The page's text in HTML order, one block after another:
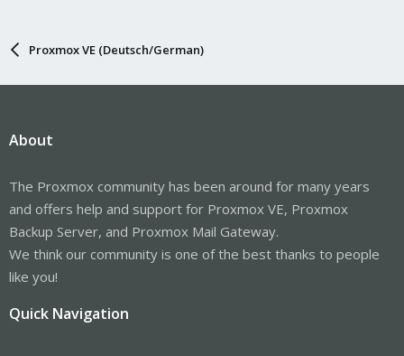
Proxmox VE (Deutsch/German)
About
The Proxmox community has been around for many years
and offers help and support for Proxmox VE, Proxmox
Backup Server, and Proxmox Mail Gateway.
We think our community is one of the best thanks to people
like you!
Quick Navigation